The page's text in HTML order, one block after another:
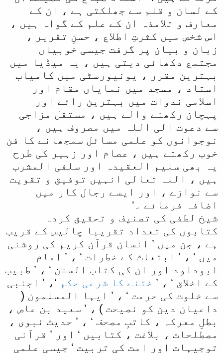
کے لسان و قلم سے جھلکتی ہے ، ان کے
معارف و تلامذہ ان کے علم کے گواہ ہیں ،
اس شخص میں کثرتِ اطلاع ، حسنِ تقریر ،
زبان و بیان پر گرفت جیسی خوبیاں
مجتمع دکھائی دیتی ہیں ، یہ میڈیا میں
بہترین مقرر ، یونیورسٹی میں کامیاب
استاد ، مسجد میں نمایاں مقام اور
اسلامی ندوات میں بہترین رائے اور
پہچان رکھنے والے ہیں ، مستقل مزاجی
سے دعوت الی اللہ میں مصروف ہیں ،
نوجوانوں کو علمی مسائل سمجھانے کا فن
خوب رکھتے ہیں ، عصام اور زہیر کی طرح
یہ بھی سلیم العقیدہ اور سلفی المشرب
ہیں ، اللہ تعالی انہیں توفیق و تقویت
سے نوازے ، اور ایسے رجال کار میں
اضافہ فرمائے ۔‘
شیخ لطفی کی تصنیف و تحقیق کردہ
کتابوں کی تعداد تقریبا چالیس کے قریب
ہے ، جن میں ’ انسان قرآن کریم کی روشنی
میں ‘ ، ’ ابتعاث كے خطرات ‘ ، ’ امام
ابوداود اور ان کی کتاب السنن ‘ ، ’ طبیب
کے اخلاق ‘ ، ’ ختنے کا شرعی حکم ‘، ’ اجنبی
سے خلوت کی حرمت ‘ ، ’ ایہا المسلمون (
داعیان دین کو نصیحت ) ، ’ سعید بن عاص ،
بطلِ معرکہ ، کاتبِ مصحف ‘ ، ’ حدیث نبوی ،
مصطلحات ، بلاغت ، کتابیں ‘ اور ’ قرآنی
توجیہات اور امت کی تربیت ‘ جیسی علمی